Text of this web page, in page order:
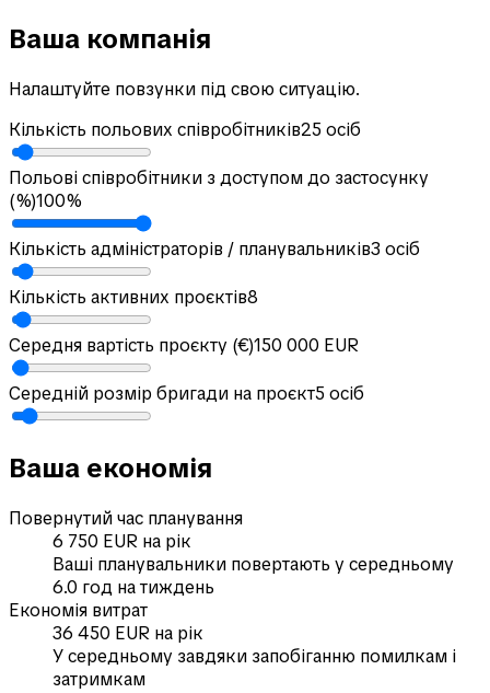
Ваша компанія
Налаштуйте повзунки під свою ситуацію.
Кількість польових співробітників25 осіб
Польові співробітники з доступом до застосунку
(%)100%
Кількість адміністраторів / планувальників3 осіб
Кількість активних проєктів8
Середня вартість проєкту (€)150 000 EUR
Середній розмір бригади на проєкт5 осіб
Ваша економія
Повернутий час планування
6 750 EUR на рік
Ваші планувальники повертають у середньому
6.0 год на тиждень
Економія витрат
36 450 EUR на рік
У середньому завдяки запобіганню помилкам і
затримкам